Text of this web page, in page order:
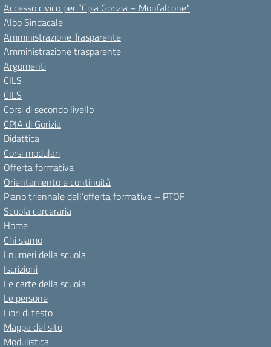
Accesso civico per “Cpia Gorizia – Monfalcone”
Albo Sindacale
Amministrazione Trasparente
Amministrazione trasparente
Argomenti
CILS
CILS
Corsi di secondo livello
CPIA di Gorizia
Didattica
Corsi modulari
Offerta formativa
Orientamento e continuità
Piano triennale dell’offerta formativa – PTOF
Scuola carceraria
Home
Chi siamo
I numeri della scuola
Iscrizioni
Le carte della scuola
Le persone
Libri di testo
Mappa del sito
Modulistica